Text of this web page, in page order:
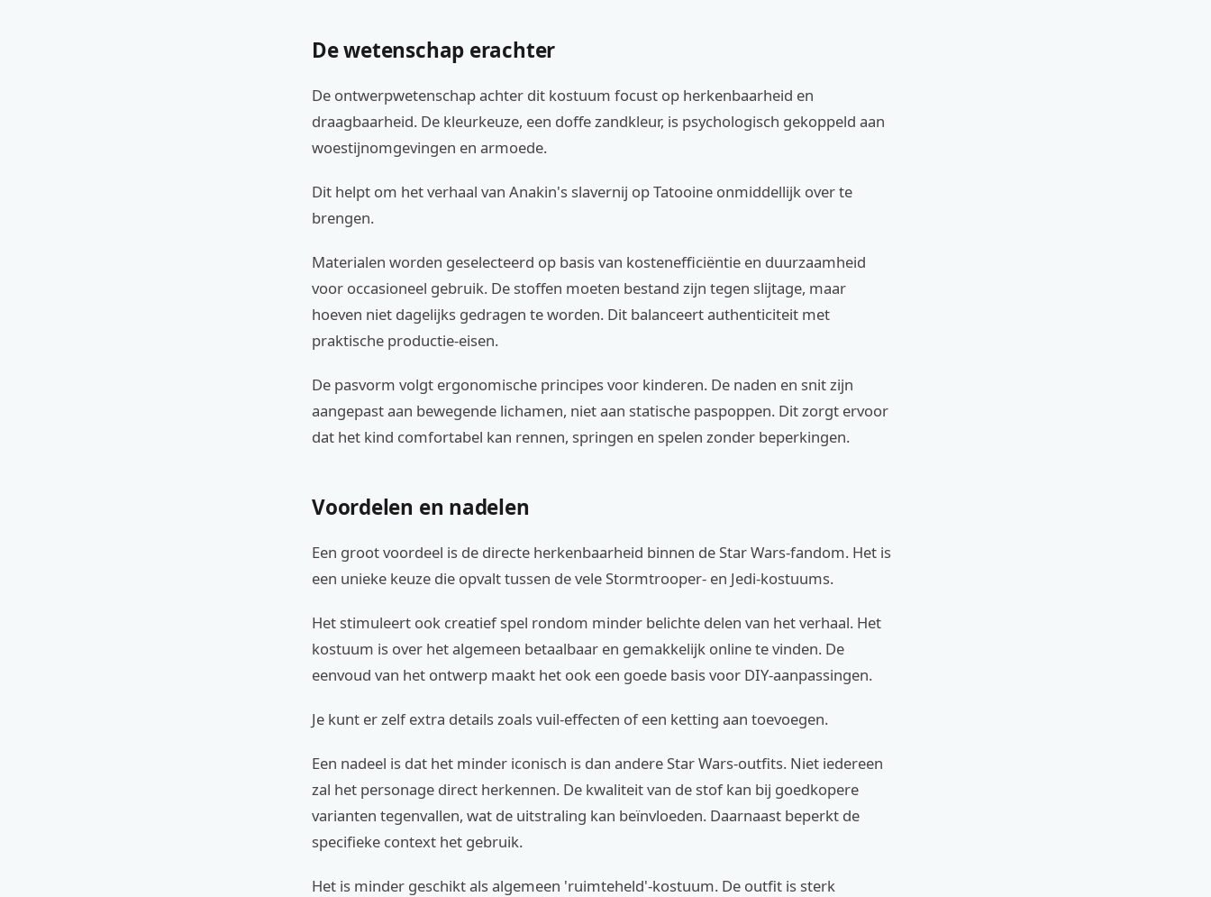
De wetenschap erachter
De ontwerpwetenschap achter dit kostuum focust op herkenbaarheid en
draagbaarheid. De kleurkeuze, een doffe zandkleur, is psychologisch gekoppeld aan
woestijnomgevingen en armoede.
Dit helpt om het verhaal van Anakin's slavernij op Tatooine onmiddellijk over te
brengen.
Materialen worden geselecteerd op basis van kostenefficiëntie en duurzaamheid
voor occasioneel gebruik. De stoffen moeten bestand zijn tegen slijtage, maar
hoeven niet dagelijks gedragen te worden. Dit balanceert authenticiteit met
praktische productie-eisen.
De pasvorm volgt ergonomische principes voor kinderen. De naden en snit zijn
aangepast aan bewegende lichamen, niet aan statische paspoppen. Dit zorgt ervoor
dat het kind comfortabel kan rennen, springen en spelen zonder beperkingen.
Voordelen en nadelen
Een groot voordeel is de directe herkenbaarheid binnen de Star Wars-fandom. Het is
een unieke keuze die opvalt tussen de vele Stormtrooper- en Jedi-kostuums.
Het stimuleert ook creatief spel rondom minder belichte delen van het verhaal. Het
kostuum is over het algemeen betaalbaar en gemakkelijk online te vinden. De
eenvoud van het ontwerp maakt het ook een goede basis voor DIY-aanpassingen.
Je kunt er zelf extra details zoals vuil-effecten of een ketting aan toevoegen.
Een nadeel is dat het minder iconisch is dan andere Star Wars-outfits. Niet iedereen
zal het personage direct herkennen. De kwaliteit van de stof kan bij goedkopere
varianten tegenvallen, wat de uitstraling kan beïnvloeden. Daarnaast beperkt de
specifieke context het gebruik.
Het is minder geschikt als algemeen 'ruimteheld'-kostuum. De outfit is sterk